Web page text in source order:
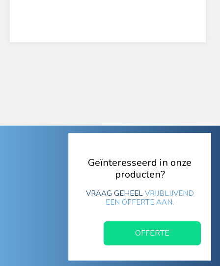
Geïnteresseerd in onze
producten?
VRAAG GEHEEL VRIJBLIJVEND
EEN OFFERTE AAN.
OFFERTE